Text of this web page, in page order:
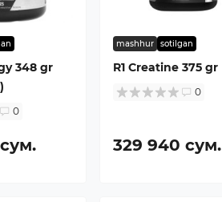
348 gr
0
mashhur sotilgan
R1 Creatine 375 gr
0
329 940 сум.